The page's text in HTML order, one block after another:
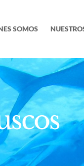
SOMOS